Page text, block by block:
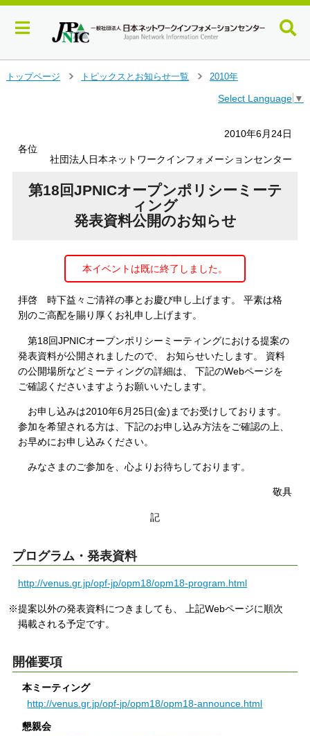
トップページ
トピックスとお知らせ一覧
2010年
Select Language ▼
2010年6月24日
各位
社団法人日本ネットワークインフォメーションセンター
第18回JPNICオープンポリシーミーテ
ィング
発表資料公開のお知らせ
本イベントは既に終了しました。
拝啓 時下益々ご清祥の事とお慶び申し上げます。 平素は格
別のご高配を賜り厚くお礼申し上げます。
第18回JPNICオープンポリシーミーティングにおける提案の
発表資料が公開されましたので、 お知らせいたします。 資料
の公開場所などミーティングの詳細は、 下記のWebページを
ご確認くださいますようお願いいたします。
お申し込みは2010年6月25日(金)までお受けしております。
参加を希望される方は、下記のお申し込み方法をご確認の上、
お早めにお申し込みください。
みなさまのご参加を、心よりお待ちしております。
敬具
記
プログラム・発表資料
http://venus.gr.jp/opf-jp/opm18/opm18-program.html
※提案以外の発表資料につきましても、 上記Webページに順次
掲載される予定です。
開催要項
本ミーティング
http://venus.gr.jp/opf-jp/opm18/opm18-announce.html
懇親会